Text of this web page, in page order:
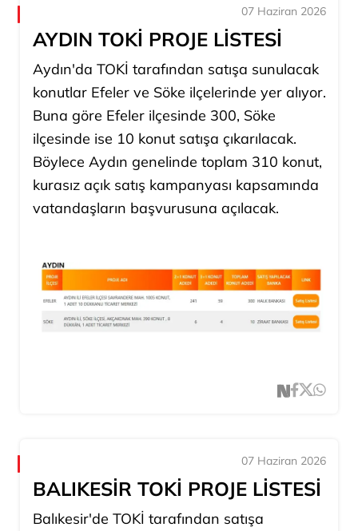
07 Haziran 2026
AYDIN TOKİ PROJE LİSTESİ
Aydın'da TOKİ tarafından satışa sunulacak
konutlar Efeler ve Söke ilçelerinde yer alıyor.
Buna göre Efeler ilçesinde 300, Söke
ilçesinde ise 10 konut satışa çıkarılacak.
Böylece Aydın genelinde toplam 310 konut,
kurasız açık satış kampanyası kapsamında
vatandaşların başvurusuna açılacak.
07 Haziran 2026
BALIKESİR TOKİ PROJE LİSTESİ
Balıkesir'de TOKİ tarafından satışa